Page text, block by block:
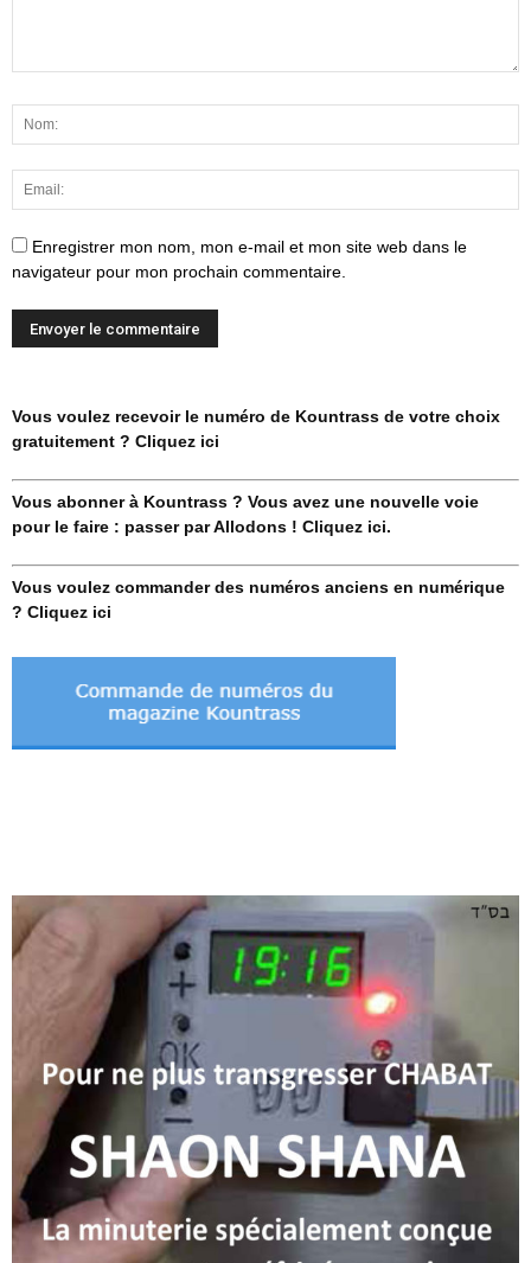
Enregistrer mon nom, mon e-mail et mon site web dans le
navigateur pour mon prochain commentaire.
Vous voulez recevoir le numéro de Kountrass de votre choix
gratuitement ? Cliquez ici
Vous abonner à Kountrass ? Vous avez une nouvelle voie
pour le faire : passer par Allodons ! Cliquez ici.
Vous voulez commander des numéros anciens en numérique
? Cliquez ici